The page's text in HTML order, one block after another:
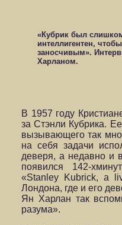
«Кубрик был
интеллигентен,
заносчивым».
Харланом.
В 1957 году
за Стэнли Кубрика.
вызывающего так
на себя задачи
деверя, а недавно и
появился 142-
«Stanley Kubrick, a
Лондона, где и его
Ян Харлан так
разума».